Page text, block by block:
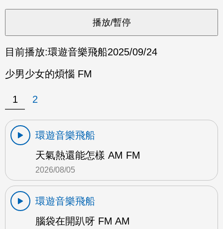
目前播放:環遊音樂飛船2025/09/24
少男少女的煩惱 FM
1 2
環遊音樂飛船
天氣熱還能怎樣 AM FM
2026/08/05
環遊音樂飛船
腦袋在開趴呀 FM AM